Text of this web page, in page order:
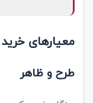
معیارهای
طرح و ظاهر